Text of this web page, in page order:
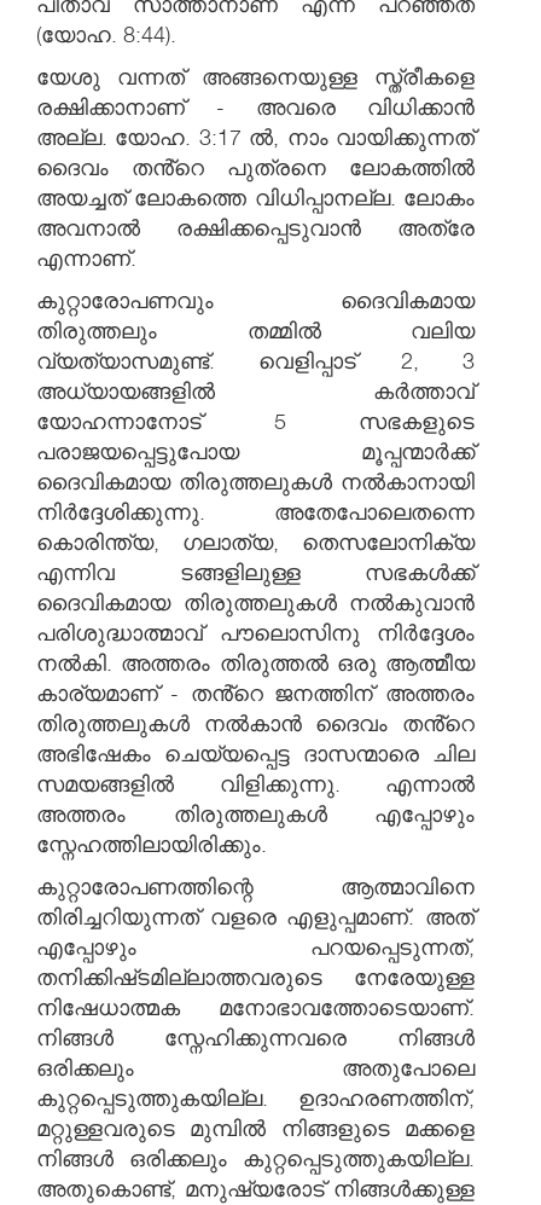
(യോഹ. 8:44).
യേശു വന്നത് അങ്ങനെയുള്ള സ്ത്രീകളെ
രക്ഷിക്കാനാണ് - അവരെ വിധിക്കാൻ
അല്ല. യോഹ. 3:17 ൽ, നാം വായിക്കുന്നത്
ദൈവം തൻ്റെ പുത്രനെ ലോകത്തിൽ
അയച്ചത് ലോകത്തെ വിധിപ്പാനല്ല. ലോകം
അവനാൽ രക്ഷിക്കപ്പെടുവാൻ അത്രേ
എന്നാണ്.
കുറ്റാരോപണവും ദൈവികമായ
തിരുത്തലും തമ്മിൽ വലിയ
വ്യത്യാസമുണ്ട്. വെളിപ്പാട് 2, 3
അധ്യായങ്ങളിൽ കർത്താവ്
യോഹന്നാനോട് 5 സഭകളുടെ
പരാജയപ്പെട്ടുപോയ മൂപ്പന്മാർക്ക്
ദൈവികമായ തിരുത്തലുകൾ നൽകാനായി
നിർദ്ദേശിക്കുന്നു. അതേപോലെതന്നെ
കൊരിന്ത്യ, ഗലാത്യ, തെസലോനിക്യ
എന്നിവ ടങ്ങളിലുള്ള സഭകൾക്ക്
ദൈവികമായ തിരുത്തലുകൾ നൽകുവാൻ
പരിശുദ്ധാത്മാവ് പൗലൊസിനു നിർദ്ദേശം
നൽകി. അത്തരം തിരുത്തൽ ഒരു ആത്മീയ
കാര്യമാണ് - തൻ്റെ ജനത്തിന് അത്തരം
തിരുത്തലുകൾ നൽകാൻ ദൈവം തൻ്റെ
അഭിഷേകം ചെയ്യപ്പെട്ട ദാസന്മാരെ ചില
സമയങ്ങളിൽ വിളിക്കുന്നു. എന്നാൽ
അത്തരം തിരുത്തലുകൾ എപ്പോഴും
സ്നേഹത്തിലായിരിക്കും.
കുറ്റാരോപണത്തിന്റെ ആത്മാവിനെ
തിരിച്ചറിയുന്നത് വളരെ എളുപ്പമാണ്. അത്
എപ്പോഴും പറയപ്പെടുന്നത്,
തനിക്കിഷ്‌ടമില്ലാത്തവരുടെ നേരേയുള്ള
നിഷേധാത്മക മനോഭാവത്തോടെയാണ്.
നിങ്ങൾ സ്നേഹിക്കുന്നവരെ നിങ്ങൾ
ഒരിക്കലും അതുപോലെ
കുറ്റപ്പെടുത്തുകയില്ല. ഉദാഹരണത്തിന്,
മറ്റുള്ളവരുടെ മുമ്പിൽ നിങ്ങളുടെ മക്കളെ
നിങ്ങൾ ഒരിക്കലും കുറ്റപ്പെടുത്തുകയില്ല.
അതുകൊണ്ട്, മനുഷ്യരോട് നിങ്ങൾക്കുള്ള